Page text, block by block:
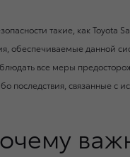
такие, как Toyota
обеспечиваемые данной
все меры
последствия, связанные с